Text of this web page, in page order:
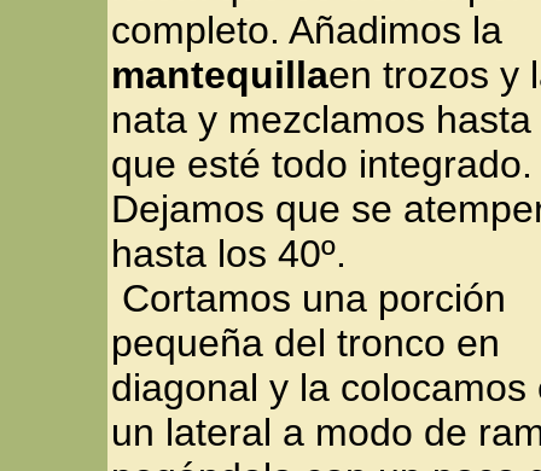
completo. Añadimos la
mantequillaen trozos y
nata y mezclamos hasta
que esté todo integrado.
Dejamos que se
hasta los 40º.
Cortamos una porción
pequeña del tronco en
diagonal y la colocamos
un lateral a modo de